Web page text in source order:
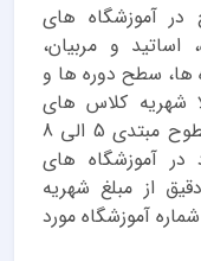
آموزشگاه های
و مربیان،
ها، سطح دوره ها و
شهریه کلاس های
بازیگری در کرج به ازای هر ترم در سطوح مبتدی 5 الی 8
در آموزشگاه های
از مبلغ شهریه
آموزشگاه مورد